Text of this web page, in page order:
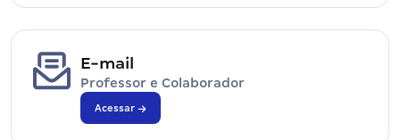
E-mail
Professor e Colaborador
Acessar